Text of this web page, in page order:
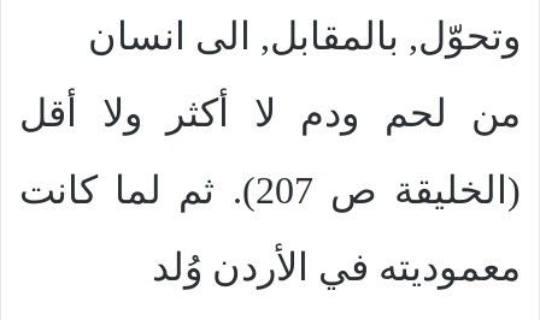
وتحوّل, بالمقابل, الى انسان
من لحم ودم لا أكثر ولا أقل
(الخليقة ص 207). ثم لما كانت
معموديته في الأردن وُلد